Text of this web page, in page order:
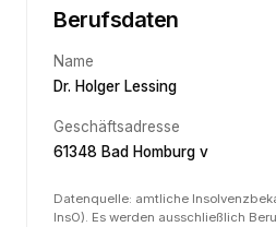
Berufsdaten
Name
Dr. Holger Lessing
Geschäftsadresse
61348 Bad Homburg v
Datenquelle: amtliche
InsO). Es werden ausschließlich